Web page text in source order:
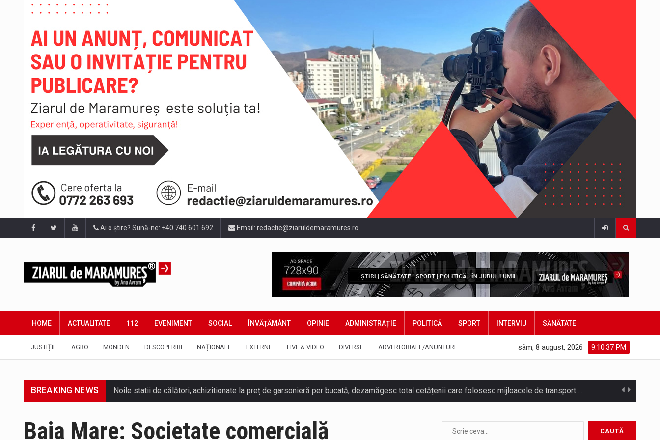
Ai o știre? Sună-ne: +40 740 601 692 Email: redactie@ziaruldemaramures.ro
HOME ACTUALITATE 112 EVENIMENT SOCIAL ÎNVĂȚĂMÂNT OPINIE ADMINISTRAȚIE POLITICĂ SPORT INTERVIU SĂNĂTATE
JUSTIȚIE AGRO MONDEN DESCOPERIRI NAȚIONALE EXTERNE LIVE & VIDEO DIVERSE ADVERTORIALE/ANUNTURI 9:10:40 PM
sâm, 8 august, 2026
BREAKING NEWS
Baia Mare: Societate comercială